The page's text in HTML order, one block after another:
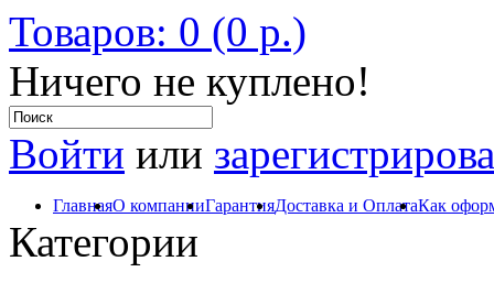
Товаров: 0 (0 р.)
Ничего не куплено!
Войти или
ГлавнаяО компанииГарантияДоставка и ОплатаКак
Категории